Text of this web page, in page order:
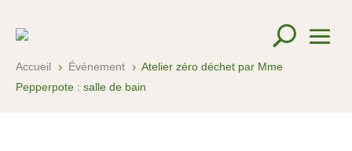
Accueil 5 Événement 5 Atelier zéro déchet par Mme
Pepperpote : salle de bain